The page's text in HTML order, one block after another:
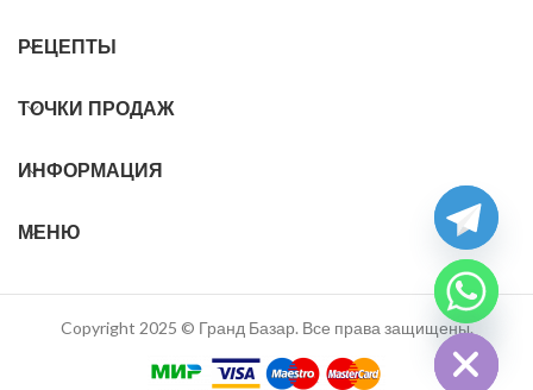
РЕЦЕПТЫ
ТОЧКИ ПРОДАЖ
ИНФОРМАЦИЯ
МЕНЮ
Copyright 2025 © Гранд Базар. Все права защищены.
Hide
chaty